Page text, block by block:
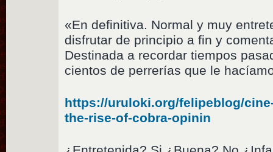
«En definitiva. Normal y muy
disfrutar de principio a fin y
Destinada a recordar tiempos
cientos de perrerías que le
https://uruloki.org/felipeblog/
the-rise-of-cobra-opinin